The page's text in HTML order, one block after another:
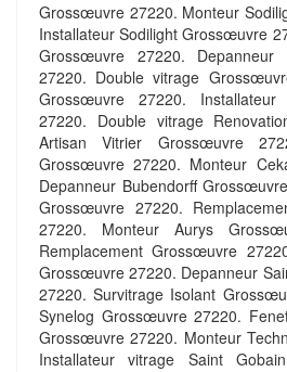
Grossœuvre 27220. Monteur
Installateur Sodilight Grossœuvre
Grossœuvre 27220. Depanneur
27220. Double vitrage
Grossœuvre 27220. Installateur
27220. Double vitrage
Artisan Vitrier Grossœuvre
Grossœuvre 27220. Monteur
Depanneur Bubendorff
Grossœuvre 27220.
27220. Monteur Aurys
Remplacement Grossœuvre
Grossœuvre 27220. Depanneur
27220. Survitrage Isolant
Synelog Grossœuvre 27220.
Grossœuvre 27220. Monteur
Installateur vitrage Saint